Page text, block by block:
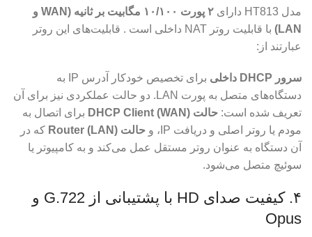
مدل HT813 دارای
۲ پورت ۱۰/۱۰۰ مگابیت بر ثانیه (WAN و
LAN)
با قابلیت روتر NAT داخلی است . قابلیت‌های این روتر
عبارتند از:
سرور DHCP داخلی
برای تخصیص خودکار آدرس IP به
دستگاه‌های متصل به پورت LAN. دو حالت عملکردی نیز برای آن
تعریف شده است: حالت DHCP Client (WAN)
برای اتصال به
مودم یا روتر اصلی و دریافت IP، و
حالت Router (LAN)
که در
آن دستگاه به عنوان روتر مستقل عمل می‌کند و به کامپیوتر یا
سوئیچ متصل می‌شود.
۴. کیفیت صدای HD با پشتیبانی از G.722 و
Opus